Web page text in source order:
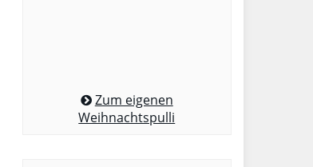
Zum eigenen
Weihnachtspulli